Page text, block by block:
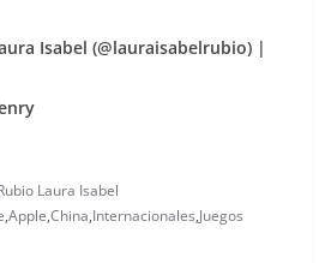
Isabel (@lauraisabelrubio) |
Laura Isabel
,Apple,China,Internacionales,Juegos